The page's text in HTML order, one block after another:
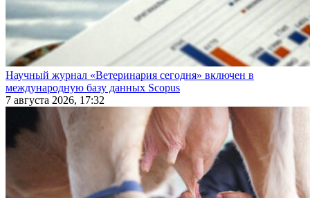
Научный журнал «Ветеринария сегодня» включен в
международную базу данных Scopus
7 августа 2026, 17:32